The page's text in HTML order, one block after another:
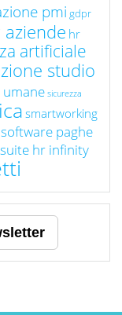
pmi gdpr
aziende hr
artificiale
studio
sicurezza
smartworking
software paghe
suite hr infinity